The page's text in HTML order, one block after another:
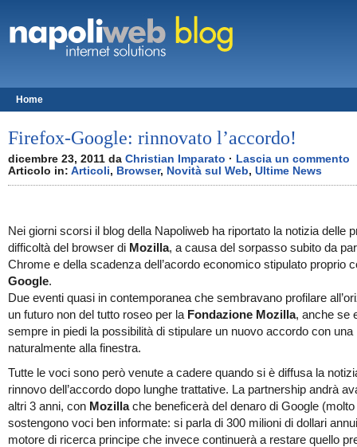
Solo un altro blog targato WordPress
Home
Firefox-Google: rinnovato l’accordo!
dicembre 23, 2011 da Christian Imparato · Lascia un commento
Articolo in: Articoli, Browser, Novità sul Web, Ultime News
Nei giorni scorsi il blog della Napoliweb ha riportato la notizia delle
difficoltà del browser di Mozilla, a causa del sorpasso subito da
Chrome e della scadenza dell’acordo economico stipulato proprio
Google.
Due eventi quasi in contemporanea che sembravano profilare
un futuro non del tutto roseo per la Fondazione Mozilla, anche se
sempre in piedi la possibilità di stipulare un nuovo accordo con
naturalmente alla finestra.
Tutte le voci sono però venute a cadere quando si è diffusa la
rinnovo dell’accordo dopo lunghe trattative. La partnership andrà
altri 3 anni, con Mozillache beneficerà del denaro di Google (molto
sostengono voci ben informate: si parla di 300 milioni di dollari
motore di ricerca principe che invece continuerà a restare quello